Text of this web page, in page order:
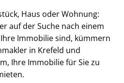
Haus oder Wohnung:
auf der Suche nach einem
Immobilie sind, kümmern
in Krefeld und
Ihre Immobilie für Sie zu